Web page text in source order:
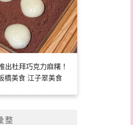
出杜拜巧克力麻糬！
橋美食 江子翠美食
整